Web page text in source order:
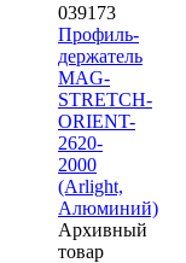
039173
Профиль-
держатель
MAG-
STRETCH-
ORIENT-
2620-
2000
(Arlight,
Алюминий)
Архивный
товар